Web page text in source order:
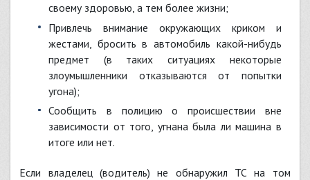
своему здоровью, а тем более жизни;
привлечь внимание окружающих криком и
жестами, бросить в автомобиль какой-нибудь
предмет (в таких ситуациях некоторые
злоумышленники отказываются от попытки
угона);
сообщить в полицию о происшествии вне
зависимости от того, угнана была ли машина в
итоге или нет.
Если владелец (водитель) не обнаружил ТС на том